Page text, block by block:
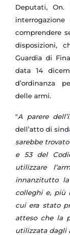
Deputati, On.
comprendere
disposizioni,
Guardia di
data 14
d’ordinanza
delle armi.
"A parere
dell’atto di
sarebbe
e 53 del
utilizzare
innanzitutto
colleghi e, più
cui era stato
atteso che la
utilizzata dagli